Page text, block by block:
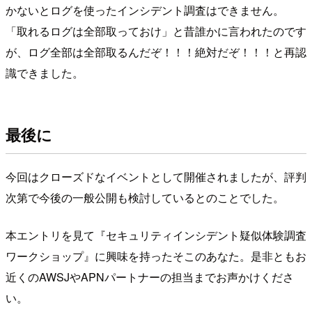
かないとログを使ったインシデント調査はできません。
「取れるログは全部取っておけ」と昔誰かに言われたのです
が、ログ全部は全部取るんだぞ！！！絶対だぞ！！！と再認
識できました。
最後に
今回はクローズドなイベントとして開催されましたが、評判
次第で今後の一般公開も検討しているとのことでした。
本エントリを見て『セキュリティインシデント疑似体験調査
ワークショップ』に興味を持ったそこのあなた。是非ともお
近くのAWSJやAPNパートナーの担当までお声かけくださ
い。